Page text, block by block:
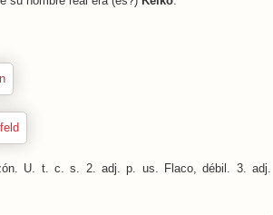
U. t. c. s. 2. adj. p. us. Flaco, débil. 3. adj.